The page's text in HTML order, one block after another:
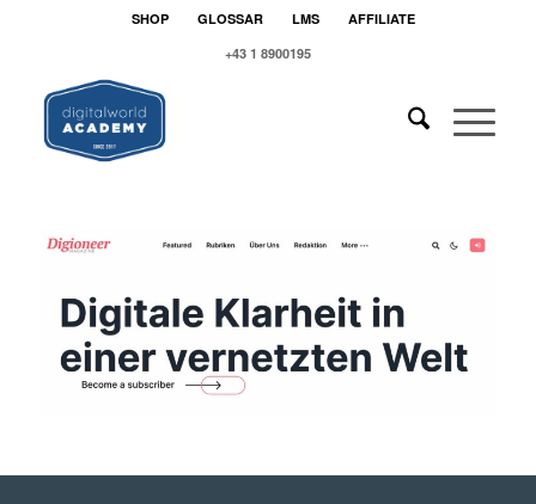
SHOP GLOSSAR LMS
AFFILIATE
+43 1 8900195